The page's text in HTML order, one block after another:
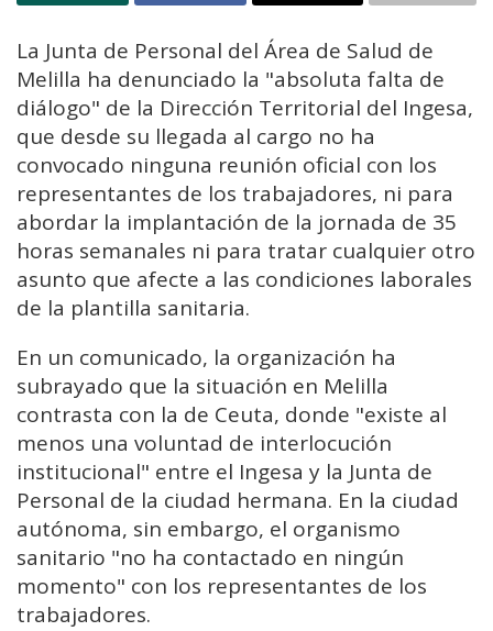
La Junta de Personal del Área de Salud de
Melilla ha denunciado la "absoluta falta de
diálogo" de la Dirección Territorial del Ingesa,
que desde su llegada al cargo no ha
convocado ninguna reunión oficial con los
representantes de los trabajadores, ni para
abordar la implantación de la jornada de 35
horas semanales ni para tratar cualquier otro
asunto que afecte a las condiciones laborales
de la plantilla sanitaria.
En un comunicado, la organización ha
subrayado que la situación en Melilla
contrasta con la de Ceuta, donde "existe al
menos una voluntad de interlocución
institucional" entre el Ingesa y la Junta de
Personal de la ciudad hermana. En la ciudad
autónoma, sin embargo, el organismo
sanitario "no ha contactado en ningún
momento" con los representantes de los
trabajadores.